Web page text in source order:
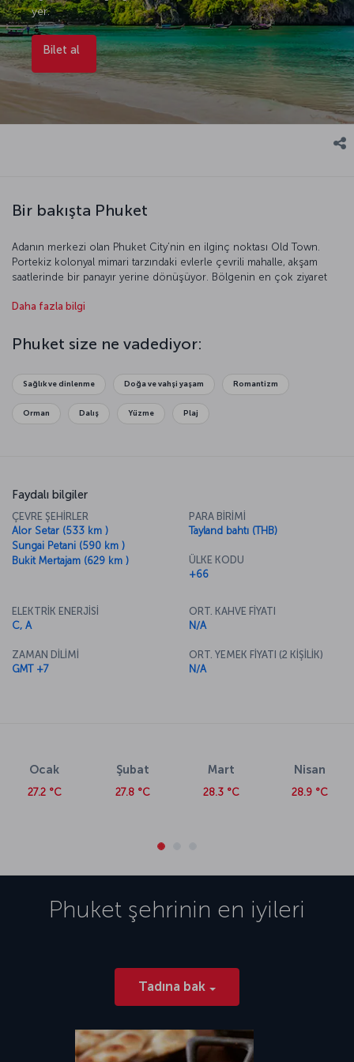
yer.
Bilet al
Bir bakışta Phuket
Adanın merkezi olan Phuket City’nin en ilginç noktası Old Town.
Portekiz kolonyal mimari tarzındaki evlerle çevrili mahalle, akşam
saatlerinde bir panayır yerine dönüşüyor. Bölgenin en çok ziyaret
koyun güzelliğiyle gördüğü ilgiyi hak ediyor. Tayland’ın en büyük
heykeliyse şehir merkezindeki Rang Tepesi’nde. Phuket’in dünyaca
ünlü plajlarını görmek için gidilmesi gereken yer Patong. Muhteşem
Daha fazla bilgi
Phuket size ne vadediyor:
Sağlık ve dinlenme Doğa ve vahşi yaşam Romantizm
Orman Dalış Yüzme Plaj
Faydalı bilgiler
ÇEVRE ŞEHİRLER
Alor Setar (533 km )
Sungai Petani (590 km )
Bukit Mertajam (629 km )
PARA BİRİMİ
Tayland bahtı (THB)
ÜLKE KODU
+66
ELEKTRİK ENERJİSİ
C, A
ZAMAN DİLİMİ
GMT +7
ORT. KAHVE FİYATI
N/A
ORT. YEMEK FİYATI (2 KİŞİLİK)
N/A
Ocak
27.2 °C
Şubat
27.8 °C
Mart
28.3 °C
Nisan
28.9 °C
Phuket şehrinin en iyileri
Tadına bak